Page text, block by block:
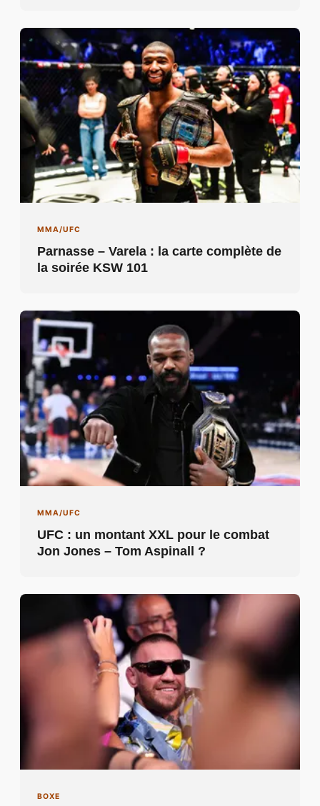
MMA/UFC
Parnasse – Varela : la carte complète de
la soirée KSW 101
MMA/UFC
UFC : un montant XXL pour le combat
Jon Jones – Tom Aspinall ?
BOXE